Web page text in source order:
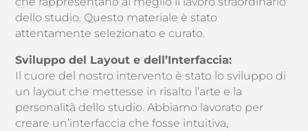
dello studio. Questo materiale è stato
attentamente selezionato e curato.
Sviluppo del Layout e dell’Interfaccia:
Il cuore del nostro intervento è stato lo sviluppo di
un layout che mettesse in risalto l’arte e la
personalità dello studio. Abbiamo lavorato per
creare un’interfaccia che fosse intuitiva,